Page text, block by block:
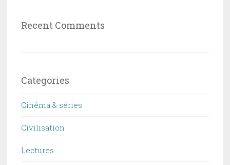
Recent Comments
Categories
Cinéma & séries
Civilisation
Lectures